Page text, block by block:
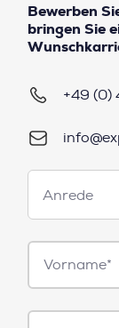
Bewerben
bringen Sie
+49 (0)
Anrede
Anrede
Vorname*
Nachname*